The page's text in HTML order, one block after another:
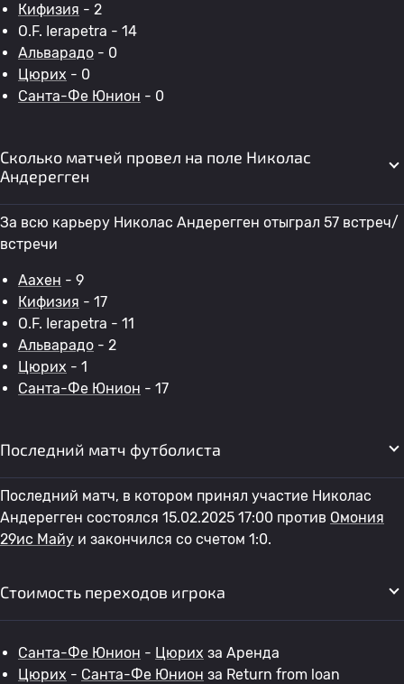
Кифизия - 2
O.F. Ierapetra - 14
Альварадо - 0
Цюрих - 0
Санта-Фе Юнион - 0
Сколько матчей провел на поле Николас
Андерегген
За всю карьеру Николас Андерегген отыграл 57 встреч/
встречи
Аахен - 9
Кифизия - 17
O.F. Ierapetra - 11
Альварадо - 2
Цюрих - 1
Санта-Фе Юнион - 17
Последний матч футболиста
Последний матч, в котором принял участие Николас
Андерегген состоялся 15.02.2025 17:00 против Омония
29ис Майу и закончился со счетом 1:0.
Стоимость переходов игрока
Санта-Фе Юнион - Цюрих за Аренда
Цюрих - Санта-Фе Юнион за Return from loan